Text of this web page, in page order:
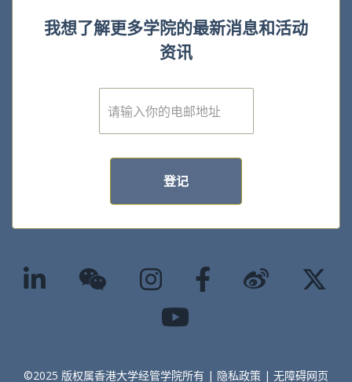
我想了解更多学院的最新消息和活动
资讯
E
m
登记
©2025 版权属香港大学经管学院所有 | 隐私政策 | 无障碍网页